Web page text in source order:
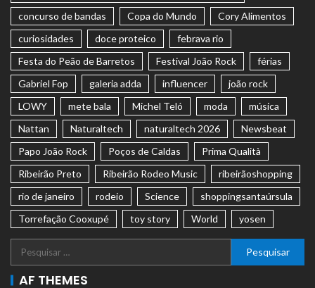
concurso de bandas
Copa do Mundo
Cory Alimentos
curiosidades
doce proteico
febrava rio
Festa do Peão de Barretos
Festival João Rock
férias
Gabriel Fop
galeria adda influencer
joão rock
LOWY
mete bala Michel Teló moda
música
Nattan
Naturaltech naturaltech 2026
Newsbeat
Papo João Rock
Poços de Caldas
Prima Qualità
Ribeirão Preto
Ribeirão Rodeo Music
ribeirãoshopping
rio de janeiro
rodeio Science
shoppingsantaúrsula
Torrefação Cooxupé
toy story World yosen
AF THEMES